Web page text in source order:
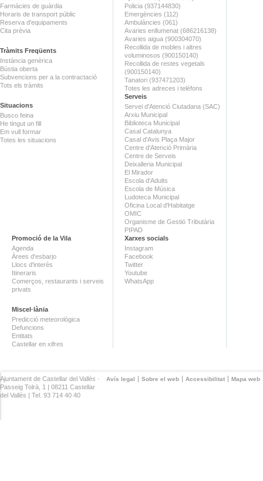
Farmàcies de guàrdia
Horaris de transport públic
Reserva d'equipaments
Cita prèvia
Tràmits Freqüents
Instància genèrica
Bústia oberta
Subvencions per a la contractació
Tots els tràmits
Situacions
Busco feina
He tingut un fill
Em vull formar
Totes les situacions
Policia (937144830)
Emergències (112)
Ambulàncies (061)
Avaries enllumenat (686216138)
Avaries aigua (900304070)
Recollida de mobles i altres
voluminosos (900150140)
Recollida de restes vegetals
(900150140)
Tanatori (937471203)
Totes les adreces i telèfons
Serveis
Servei d'Atenció Ciutadana (SAC)
Arxiu Municipal
Biblioteca Municipal
Casal Catalunya
Casal d'Avis Plaça Major
Centre d'Atenció Primària
Centre de Serveis
Deixalleria Municipal
El Mirador
Escola d'Adults
Escola de Música
Ludoteca Municipal
Oficina Local d'Habitatge
OMIC
Organisme de Gestió Tributària
PIPAD
Promoció de la Vila
Agenda
Àrees d'esbarjo
Llocs d'interès
Itineraris
Comerços, restaurants i serveis
privats
Miscel·lània
Predicció meteorològica
Defuncions
Entitats
Castellar en xifres
Xarxes socials
Instagram
Facebook
Twitter
Youtube
WhatsApp
Avís legal Sobre el web Accessibilitat Mapa web
Ajuntament de Castellar del Vallès ·
Passeig Tolrà, 1 | 08211 Castellar
del Vallès | Tel. 93 714 40 40